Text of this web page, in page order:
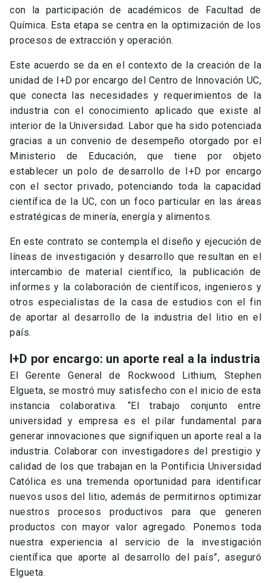
con la participación de académicos de Facultad de
Química. Esta etapa se centra en la optimización de los
procesos de extracción y operación.
Este acuerdo se da en el contexto de la creación de la
unidad de I+D por encargo del Centro de Innovación UC,
que conecta las necesidades y requerimientos de la
industria con el conocimiento aplicado que existe al
interior de la Universidad. Labor que ha sido potenciada
gracias a un convenio de desempeño otorgado por el
Ministerio de Educación, que tiene por objeto
establecer un polo de desarrollo de I+D por encargo
con el sector privado, potenciando toda la capacidad
científica de la UC, con un foco particular en las áreas
estratégicas de minería, energía y alimentos.
En este contrato se contempla el diseño y ejecución de
líneas de investigación y desarrollo que resultan en el
intercambio de material científico, la publicación de
informes y la colaboración de científicos, ingenieros y
otros especialistas de la casa de estudios con el fin
de aportar al desarrollo de la industria del litio en el
país.
I+D por encargo: un aporte real a la industria
El Gerente General de Rockwood Lithium, Stephen
Elgueta, se mostró muy satisfecho con el inicio de esta
instancia colaborativa. “El trabajo conjunto entre
universidad y empresa es el pilar fundamental para
generar innovaciones que signifiquen un aporte real a la
industria. Colaborar con investigadores del prestigio y
calidad de los que trabajan en la Pontificia Universidad
Católica es una tremenda oportunidad para identificar
nuevos usos del litio, además de permitirnos optimizar
nuestros procesos productivos para que generen
productos con mayor valor agregado. Ponemos toda
nuestra experiencia al servicio de la investigación
científica que aporte al desarrollo del país”, aseguró
Elgueta.